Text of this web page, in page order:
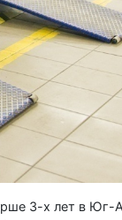
3-х лет в Юг-